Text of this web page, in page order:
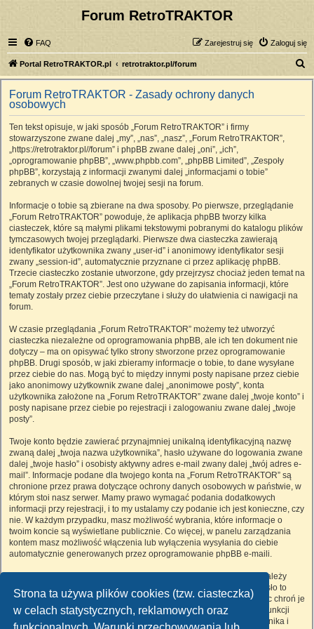
Strona ta używa plików cookies (tzw. ciasteczka)
w celach statystycznych, reklamowych oraz
Forum RetroTRAKTOR
FAQ Zaloguj się
Zarejestruj się
Portal RetroTRAKTOR.pl retrotraktor.pl/forum
z
Forum RetroTRAKTOR - Zasady ochrony danych
osobowych
Ten tekst opisuje, w jaki sposób „Forum RetroTRAKTOR” i firmy
stowarzyszone zwane dalej „my”, „nas”, „nasz”, „Forum RetroTRAKTOR”,
„https://retrotraktor.pl//forum” i phpBB zwane dalej „oni”, „ich”,
„oprogramowanie phpBB”, „www.phpbb.com”, „phpBB Limited”, „Zespoły
phpBB”, korzystają z informacji zwanymi dalej „informacjami o tobie”
zebranych w czasie dowolnej twojej sesji na forum.
Informacje o tobie są zbierane na dwa sposoby. Po pierwsze, przeglądanie
„Forum RetroTRAKTOR” powoduje, że aplikacja phpBB tworzy kilka
ciasteczek, które są małymi plikami tekstowymi pobranymi do katalogu plików
tymczasowych twojej przeglądarki. Pierwsze dwa ciasteczka zawierają
identyfikator użytkownika zwany „user-id” i anonimowy identyfikator sesji
zwany „session-id”, automatycznie przyznane ci przez aplikację phpBB.
Trzecie ciasteczko zostanie utworzone, gdy przejrzysz chociaż jeden temat na
„Forum RetroTRAKTOR”. Jest ono używane do zapisania informacji, które
tematy zostały przez ciebie przeczytane i służy do ułatwienia ci nawigacji na
forum.
W czasie przeglądania „Forum RetroTRAKTOR” możemy też utworzyć
ciasteczka niezależne od oprogramowania phpBB, ale ich ten dokument nie
dotyczy – ma on opisywać tylko strony stworzone przez oprogramowanie
phpBB. Drugi sposób, w jaki zbieramy informacje o tobie, to dane wysyłane
przez ciebie do nas. Mogą być to między innymi posty napisane przez ciebie
jako anonimowy użytkownik zwane dalej „anonimowe posty”, konta
użytkownika założone na „Forum RetroTRAKTOR” zwane dalej „twoje konto” i
posty napisane przez ciebie po rejestracji i zalogowaniu zwane dalej „twoje
posty”.
Twoje konto będzie zawierać przynajmniej unikalną identyfikacyjną nazwę
zwaną dalej „twoja nazwa użytkownika”, hasło używane do logowania zwane
dalej „twoje hasło” i osobisty aktywny adres e-mail zwany dalej „twój adres e-
mail”. Informacje podane dla twojego konta na „Forum RetroTRAKTOR” są
chronione przez prawa dotyczące ochrony danych osobowych w państwie, w
którym stoi nasz serwer. Mamy prawo wymagać podania dodatkowych
informacji przy rejestracji, i to my ustalamy czy podanie ich jest konieczne, czy
nie. W każdym przypadku, masz możliwość wybrania, które informacje o
twoim koncie są wyświetlane publicznie. Co więcej, w panelu zarządzania
kontem masz możliwość włączenia lub wyłączenia wysyłania do ciebie
automatycznie generowanych przez oprogramowanie phpBB e-maili.
Twoje hasło jest zaszyfrowane, więc jest bezpieczne, niemniej nie należy
używać tego samego hasła na różnych witrynach internetowych. Hasło to
umożliwia dostęp do twojego konta na „Forum RetroTRAKTOR”, więc chroń je
i w żadnym wypadku nie podawajnikomu. Jeśli je zapomnisz, użyj funkcji
„Nie pamiętam hasła”. Witryna poprosi cię o podanie nazwy użytkownika i